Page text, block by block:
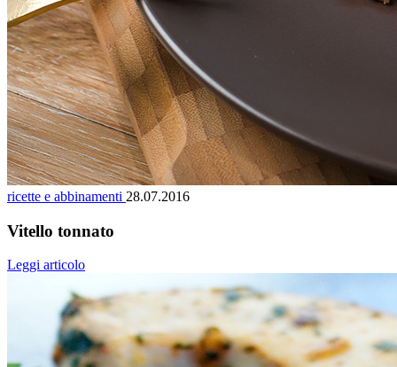
ricette e abbinamenti 28.07.2016
Vitello tonnato
Leggi articolo